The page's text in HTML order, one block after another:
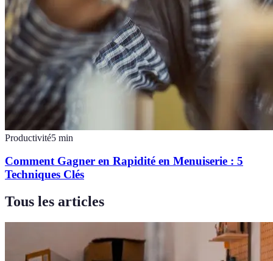
Productivité5 min
Comment Gagner en Rapidité en Menuiserie : 5
Techniques Clés
Tous les articles